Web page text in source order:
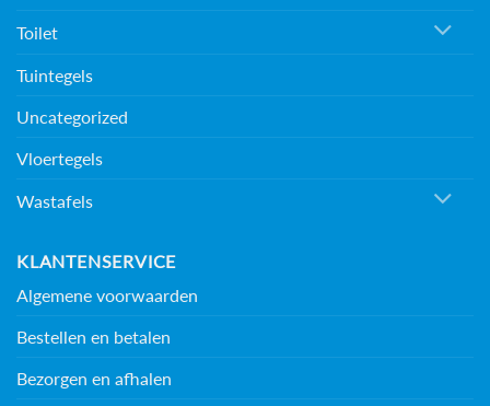
Toilet
Tuintegels
Uncategorized
Vloertegels
Wastafels
KLANTENSERVICE
Algemene voorwaarden
Bestellen en betalen
Bezorgen en afhalen